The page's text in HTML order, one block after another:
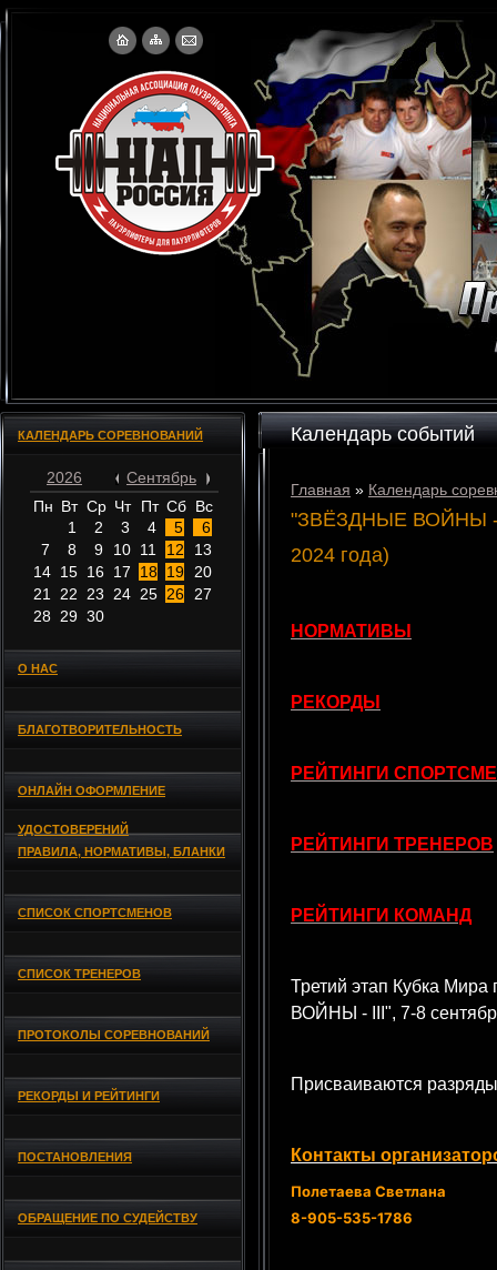
КАЛЕНДАРЬ СОРЕВНОВАНИЙ
2026
Сентябрь
Пн Вт Ср Чт Пт Сб Вс
1
2 3 4 5
6
7
8 9 10 11 12
13
14 15 16 17 18 19
20
21
22 23 24 25 26
27
28
29 30
О НАС
БЛАГОТВОРИТЕЛЬНОСТЬ
ОНЛАЙН ОФОРМЛЕНИЕ
УДОСТОВЕРЕНИЙ
ПРАВИЛА, НОРМАТИВЫ, БЛАНКИ
СПИСОК СПОРТСМЕНОВ
СПИСОК ТРЕНЕРОВ
ПРОТОКОЛЫ СОРЕВНОВАНИЙ
РЕКОРДЫ И РЕЙТИНГИ
ПОСТАНОВЛЕНИЯ
ОБРАЩЕНИЕ ПО СУДЕЙСТВУ
Календарь событий
Главная » Календарь
"ЗВЁЗДНЫЕ ВОЙНЫ -
2024 года)
НОРМАТИВЫ
РЕКОРДЫ
РЕЙТИНГИ
РЕЙТИНГИ ТРЕНЕРОВ
РЕЙТИНГИ КОМАНД
Третий этап Кубка
ВОЙНЫ - III", 7-8
Присваиваются
Контакты
Полетаева Светлана
8-905-535-1786